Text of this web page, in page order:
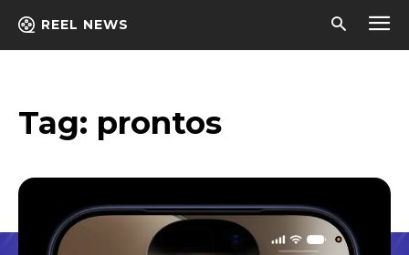
REEL NEWS
Tag: prontos